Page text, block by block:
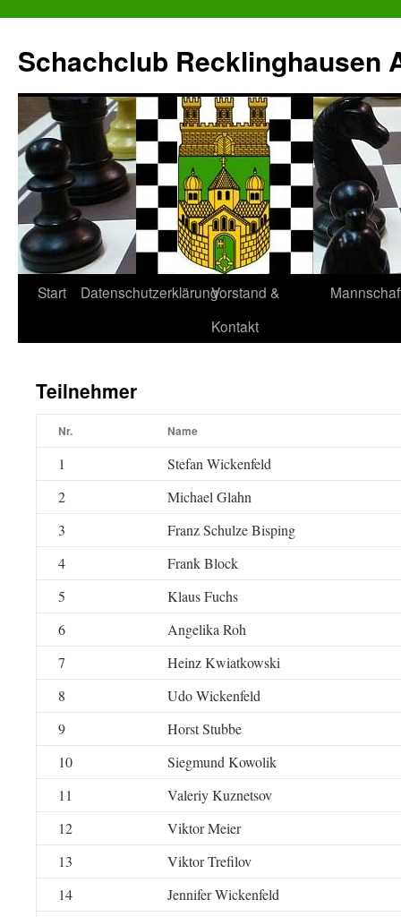
springen
Schachclub Recklinghausen
Start DatenschutzerklärungVorstand &
Kontakt
Teilnehmer
Nr. Name
1
Stefan Wickenfeld
2
Michael Glahn
3
Franz Schulze Bisping
4
Frank Block
5
Klaus Fuchs
6
Angelika Roh
7
Heinz Kwiatkowski
8
Udo Wickenfeld
9
Horst Stubbe
10
Siegmund Kowolik
11
Valeriy Kuznetsov
12
Viktor Meier
13
Viktor Trefilov
14
Jennifer Wickenfeld